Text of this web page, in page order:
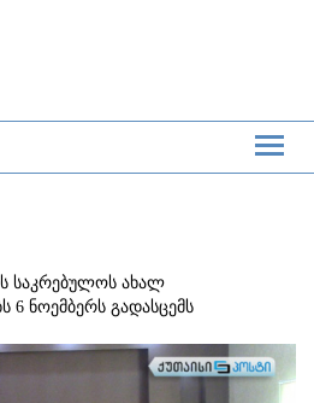
საკრებულოს ახალ
6 ნოემბერს გადასცემს